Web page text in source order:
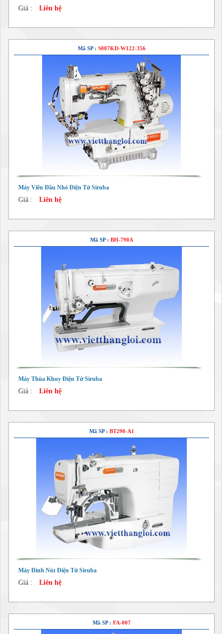
Giá : Liên hệ
Mã SP : S007KD-W122-356
Máy Viền Đầu Nhỏ Điện Tử Siruba
Giá : Liên hệ
Mã SP : BH-790A
Máy Thùa Khuy Điện Tử Siruba
Giá : Liên hệ
Mã SP : BT290-A1
Máy Đính Nút Điện Tử Siruba
Giá : Liên hệ
Mã SP : FA-007